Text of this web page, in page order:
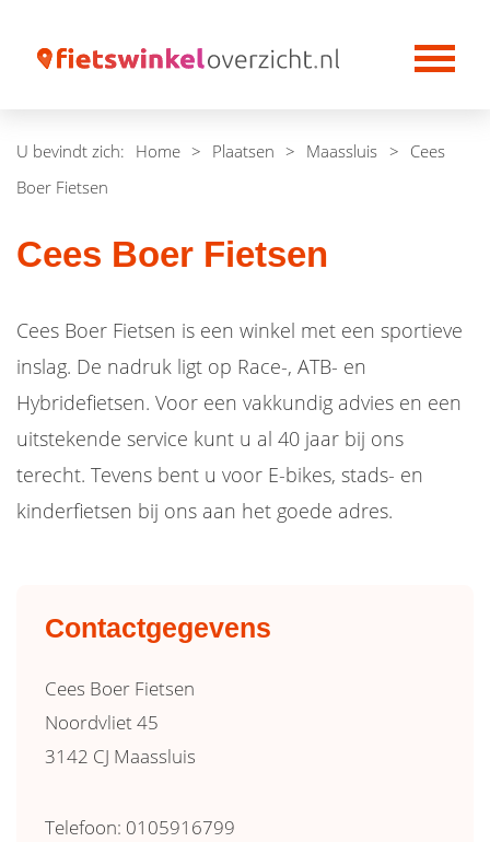
U bevindt zich: Home > Plaatsen > Maassluis > Cees
Boer Fietsen
Cees Boer Fietsen
Cees Boer Fietsen is een winkel met een sportieve
inslag. De nadruk ligt op Race-, ATB- en
Hybridefietsen. Voor een vakkundig advies en een
uitstekende service kunt u al 40 jaar bij ons
terecht. Tevens bent u voor E-bikes, stads- en
kinderfietsen bij ons aan het goede adres.
Contactgegevens
Cees Boer Fietsen
Noordvliet 45
3142 CJ Maassluis
Telefoon: 0105916799